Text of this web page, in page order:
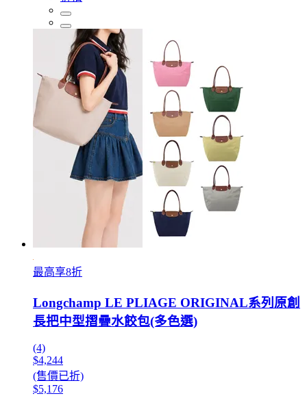
最高享8折
Longchamp LE PLIAGE ORIGINAL系列原創
長把中型摺疊水餃包(多色選)
(4)
$4,244
(售價已折)
$5,176